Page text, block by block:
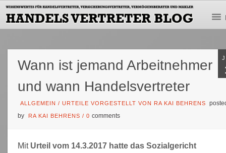
Wann ist jemand Arbeitnehmer
und wann Handelsvertreter
ALLGEMEIN /URTEILE VORGESTELLT VON RA KAI BEHRENS
by
RA KAI BEHRENS /0comments
Mit Urteil vom 14.3.2017 hatte das Sozialgericht